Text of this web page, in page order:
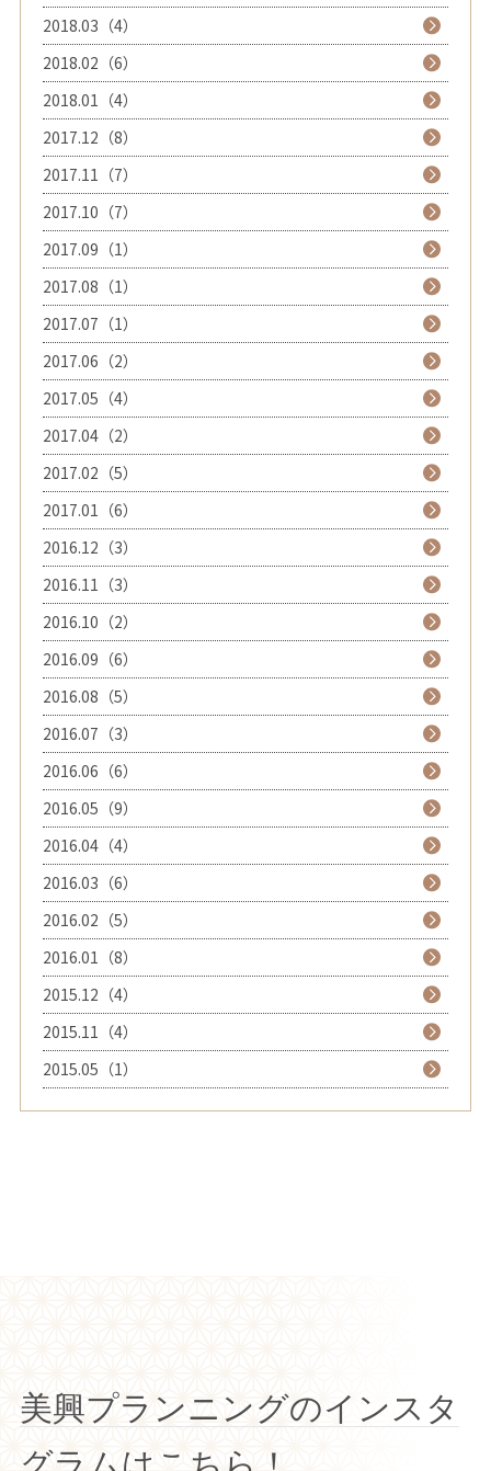
2018.03（4）
2018.02（6）
2018.01（4）
2017.12（8）
2017.11（7）
2017.10（7）
2017.09（1）
2017.08（1）
2017.07（1）
2017.06（2）
2017.05（4）
2017.04（2）
2017.02（5）
2017.01（6）
2016.12（3）
2016.11（3）
2016.10（2）
2016.09（6）
2016.08（5）
2016.07（3）
2016.06（6）
2016.05（9）
2016.04（4）
2016.03（6）
2016.02（5）
2016.01（8）
2015.12（4）
2015.11（4）
2015.05（1）
美興プランニングのインスタ
グラムはこちら！